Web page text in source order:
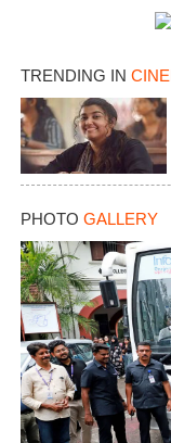
TRENDING IN
PHOTO GALLERY